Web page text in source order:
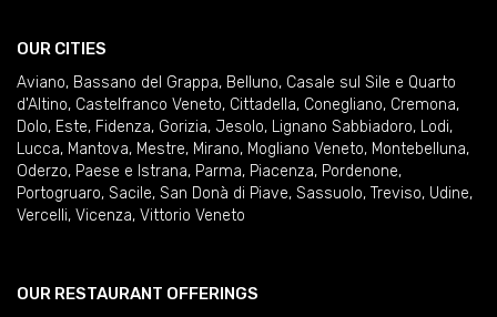
OUR CITIES
Aviano, Bassano del Grappa, Belluno, Casale sul Sile e Quarto
d'Altino, Castelfranco Veneto, Cittadella, Conegliano, Cremona,
Dolo, Este, Fidenza, Gorizia, Jesolo, Lignano Sabbiadoro, Lodi,
Lucca, Mantova, Mestre, Mirano, Mogliano Veneto, Montebelluna,
Oderzo, Paese e Istrana, Parma, Piacenza, Pordenone,
Portogruaro, Sacile, San Donà di Piave, Sassuolo, Treviso, Udine,
Vercelli, Vicenza, Vittorio Veneto
OUR RESTAURANT OFFERINGS